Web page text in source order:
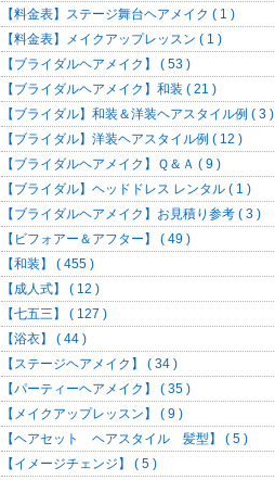
【料金表】ステージ舞台ヘアメイク ( 1 )
【料金表】メイクアップレッスン ( 1 )
【ブライダルヘアメイク】 ( 53 )
【ブライダルヘアメイク】和装 ( 21 )
【ブライダル】和装＆洋装ヘアスタイル例 ( 3 )
【ブライダル】洋装ヘアスタイル例 ( 12 )
【ブライダルヘアメイク】Ｑ＆Ａ ( 9 )
【ブライダル】ヘッドドレス レンタル ( 1 )
【ブライダルヘアメイク】お見積り参考 ( 3 )
【ビフォアー＆アフター】 ( 49 )
【和装】 ( 455 )
【成人式】 ( 12 )
【七五三】 ( 127 )
【浴衣】 ( 44 )
【ステージヘアメイク】 ( 34 )
【パーティーヘアメイク】 ( 35 )
【メイクアップレッスン】 ( 9 )
【ヘアセット ヘアスタイル 髪型】 ( 5 )
【イメージチェンジ】 ( 5 )